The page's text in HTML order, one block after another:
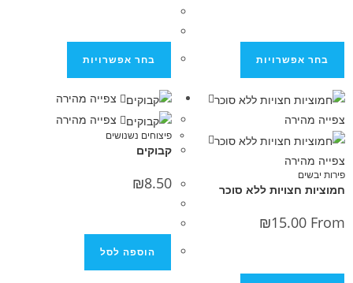
בחר אפשרויות
ללא סוכר
₪
צפייה מהירה
צפייה מהירה
פיצוחים נשנושים
קבוקים
₪
הוספה לסל